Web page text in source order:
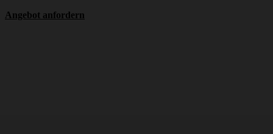
Angebot anfordern